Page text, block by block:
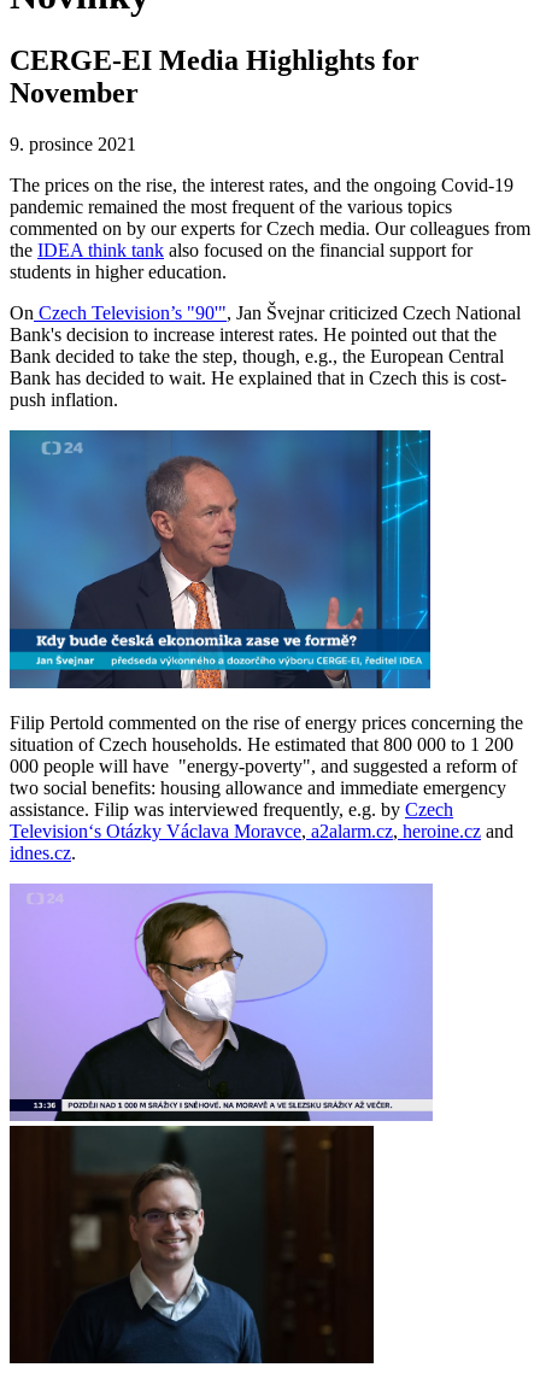
CERGE-EI Media Highlights for
November
9. prosince 2021
The prices on the rise, the interest rates, and the ongoing Covid-19
pandemic remained the most frequent of the various topics
commented on by our experts for Czech media. Our colleagues from
the IDEA think tank also focused on the financial support for
students in higher education.
On Czech Television’s "90'", Jan Švejnar criticized Czech National
Bank's decision to increase interest rates. He pointed out that the
Bank decided to take the step, though, e.g., the European Central
Bank has decided to wait. He explained that in Czech this is cost-
push inflation.
Filip Pertold commented on the rise of energy prices concerning the
situation of Czech households. He estimated that 800 000 to 1 200
000 people will have "energy-poverty", and suggested a reform of
two social benefits: housing allowance and immediate emergency
assistance. Filip was interviewed frequently, e.g. by Czech
Television‘s Otázky Václava Moravce, a2alarm.cz, heroine.cz and
idnes.cz.